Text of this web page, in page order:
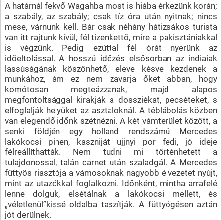
A határnál fekvő Wagahba most is hiába érkezünk korán;
a szabály, az szabály; csak tíz óra után nyitnak; nincs
mese, várnunk kell. Bár csak néhány hátizsákos turista
van itt rajtunk kívül, fél tizenkettő, mire a pakisztániakkal
is végzünk. Pedig ezúttal fél órát nyerünk az
időeltolással. A hosszú időzés elsősorban az indiaiak
lassúságának köszönhető, eleve késve kezdenek a
munkához, ám ez nem zavarja őket abban, hogy
komótosan megteázzanak, majd alapos
megfontoltsággal kirakják a dossziékat, pecséteket, s
elfoglalják helyüket az asztaloknál. A téblábolás közben
van elegendő időnk szétnézni. A két vámterület között, a
senki földjén egy holland rendszámú Mercedes
lakókocsi pihen, kaszniját ujjnyi por fedi, jó ideje
félreállíthatták. Nem tudni mi történhetett a
tulajdonossal, talán carnet után szaladgál. A Mercedes
füttyös riasztója a vámosoknak nagyobb élvezetet nyújt,
mint az utazókkal foglalkozni. Időnként, mintha arrafelé
lenne dolguk, elsétálnak a lakókocsi mellett, és
„véletlenül”kissé oldalba taszítják. A füttyögésen aztán
jót derülnek.